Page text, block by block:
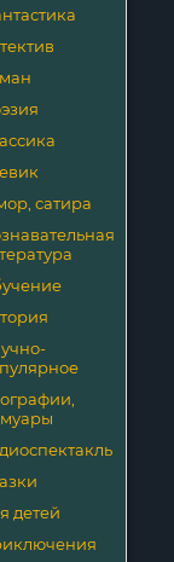
сатира
детей